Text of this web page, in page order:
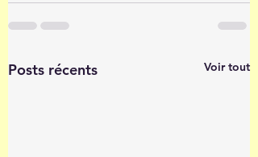
Posts récents Voir tout